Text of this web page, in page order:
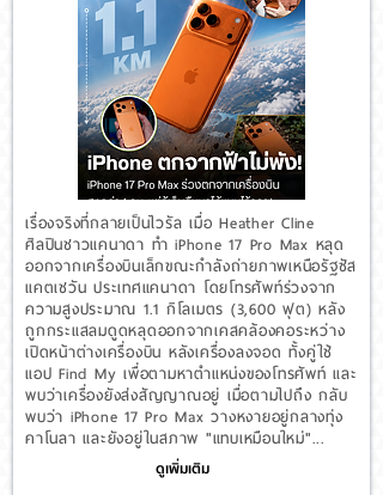
เรื่องจริงที่กลายเป็นไวรัล เมื่อ Heather Cline
ศิลปินชาวแคนาดา ทำ iPhone 17 Pro Max หลุด
ออกจากเครื่องบินเล็กขณะกำลังถ่ายภาพเหนือรัฐซัส
แคตเชวัน ประเทศแคนาดา โดยโทรศัพท์ร่วงจาก
ความสูงประมาณ 1.1 กิโลเมตร (3,600 ฟุต) หลัง
ถูกกระแสลมดูดหลุดออกจากเคสคล้องคอระหว่าง
เปิดหน้าต่างเครื่องบิน หลังเครื่องลงจอด ทั้งคู่ใช้
แอป Find My เพื่อตามหาตำแหน่งของโทรศัพท์ และ
พบว่าเครื่องยังส่งสัญญาณอยู่ เมื่อตามไปถึง กลับ
พบว่า iPhone 17 Pro Max วางหงายอยู่กลางทุ่ง
คาโนลา และยังอยู่ในสภาพ "แทบเหมือนใหม่"...
ดูเพิ่มเติม